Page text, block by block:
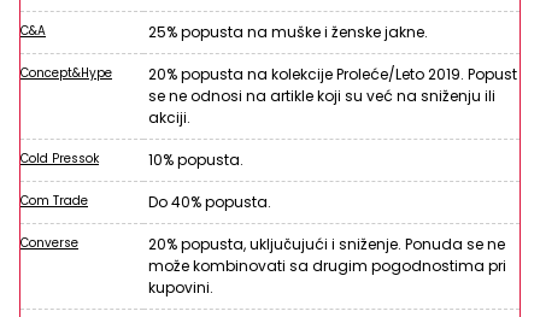
C&A 25% popusta na muške i ženske jakne.
Concept&Hype
20% popusta na kolekcije Proleće/Leto 2019. Popust
se ne odnosi na artikle koji su već na sniženju ili
akciji.
Cold Pressok 10% popusta.
Com Trade Do 40% popusta.
Converse
20% popusta, uključujući i sniženje. Ponuda se ne
može kombinovati sa drugim pogodnostima pri
kupovini.